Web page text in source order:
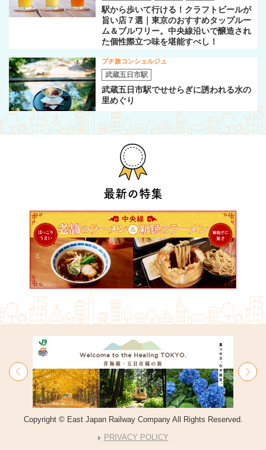
駅から歩いて行ける！クラフトビールが
旨い店７選｜東京のおすすめタップルー
ム＆ブルワリー。中央線沿いで醸造され
た個性際立つ味を堪能すべし！
プチ旅コンシェルジュ
武蔵五日市駅
武蔵五日市駅でせせらぎに誘われる水の
里めぐり
最新の特集
Copyright © East Japan Railway Company All Rights Reserved.
PRIVACY POLICY